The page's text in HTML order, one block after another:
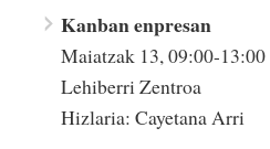
Kanban enpresan
Maiatzak 13, 09:00-13:00
Lehiberri Zentroa
Hizlaria: Cayetana Arri